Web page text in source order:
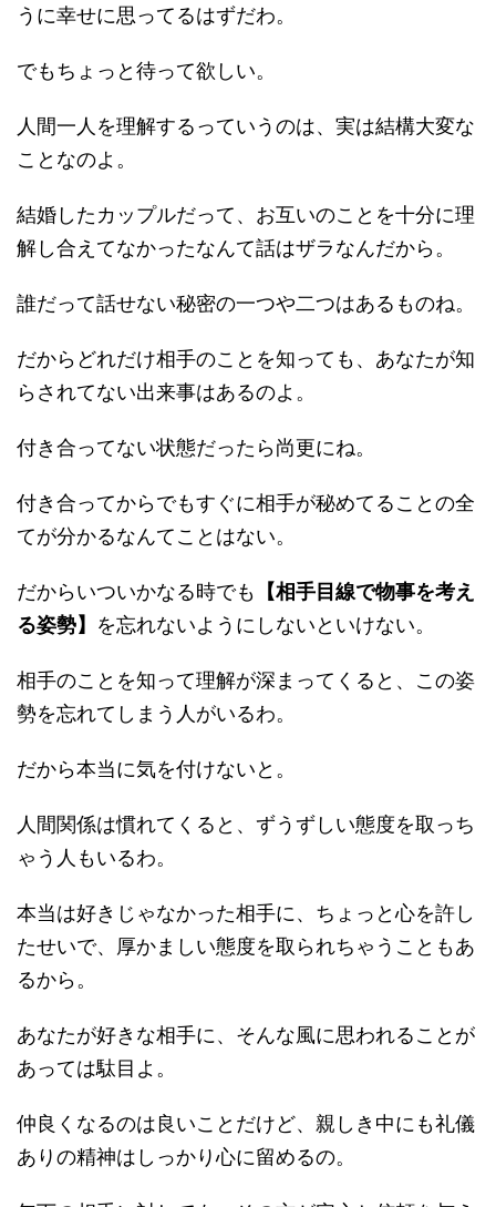
うに幸せに思ってるはずだわ。
でもちょっと待って欲しい。
人間一人を理解するっていうのは、実は結構大変な
ことなのよ。
結婚したカップルだって、お互いのことを十分に理
解し合えてなかったなんて話はザラなんだから。
誰だって話せない秘密の一つや二つはあるものね。
だからどれだけ相手のことを知っても、あなたが知
らされてない出来事はあるのよ。
付き合ってない状態だったら尚更にね。
付き合ってからでもすぐに相手が秘めてることの全
てが分かるなんてことはない。
だからいついかなる時でも 【相手目線で物事を考え
る姿勢】 を忘れないようにしないといけない。
相手のことを知って理解が深まってくると、この姿
勢を忘れてしまう人がいるわ。
だから本当に気を付けないと。
人間関係は慣れてくると、ずうずしい態度を取っち
ゃう人もいるわ。
本当は好きじゃなかった相手に、ちょっと心を許し
たせいで、厚かましい態度を取られちゃうこともあ
るから。
あなたが好きな相手に、そんな風に思われることが
あっては駄目よ。
仲良くなるのは良いことだけど、親しき中にも礼儀
ありの精神はしっかり心に留めるの。